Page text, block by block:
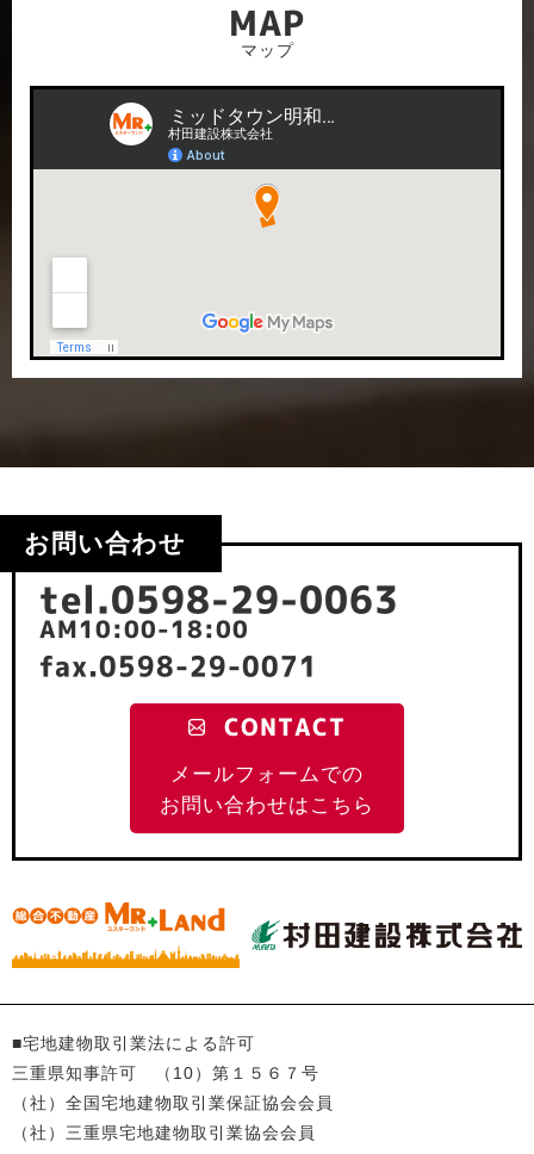
MAP
マップ
お問い合わせ
tel.0598-29-0063
AM10:00-18:00
fax.0598-29-0071
CONTACT
メールフォームでの
お問い合わせはこちら
■宅地建物取引業法による許可
三重県知事許可 （10）第１５６７号
（社）全国宅地建物取引業保証協会会員
（社）三重県宅地建物取引業協会会員